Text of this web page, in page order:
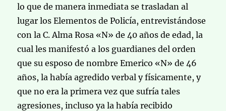
lo que de manera inmediata se trasladan al
lugar los Elementos de Policía, entrevistándose
con la C. Alma Rosa «N» de 40 años de edad, la
cual les manifestó a los guardianes del orden
que su esposo de nombre Emerico «N» de 46
años, la había agredido verbal y físicamente, y
que no era la primera vez que sufría tales
agresiones, incluso ya la había recibido